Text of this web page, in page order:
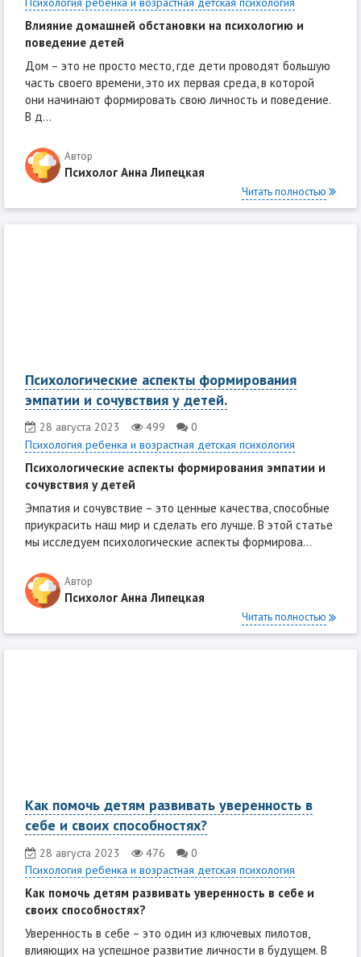
Влияние домашней обстановки на психологию и
поведение детей
Дом – это не просто место, где дети проводят большую
часть своего времени, это их первая среда, в которой
они начинают формировать свою личность и поведение.
В д...
Автор
Психолог Анна Липецкая
Читать полностью
Психологические аспекты формирования
эмпатии и сочувствия у детей.
28 августа 2023 499
0
Психология ребенка и возрастная детская психология
Психологические аспекты формирования эмпатии и
сочувствия у детей
Эмпатия и сочувствие – это ценные качества, способные
приукрасить наш мир и сделать его лучше. В этой статье
мы исследуем психологические аспекты формирова...
Автор
Психолог Анна Липецкая
Читать полностью
Как помочь детям развивать уверенность в
себе и своих способностях?
28 августа 2023 476
0
Психология ребенка и возрастная детская психология
Как помочь детям развивать уверенность в себе и
своих способностях?
Уверенность в себе – это один из ключевых пилотов,
влияющих на успешное развитие личности в будущем. В